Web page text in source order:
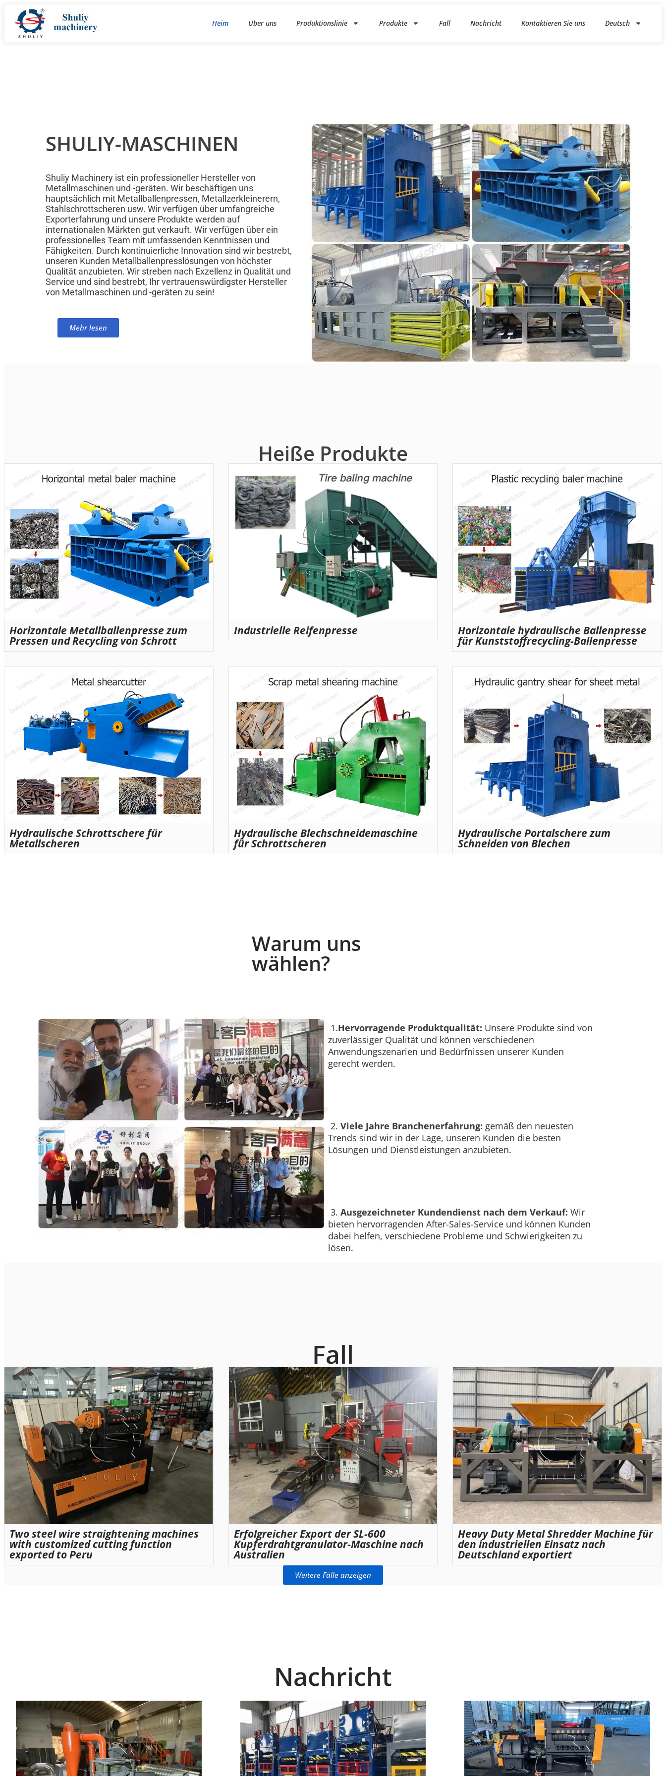
Heim Über uns Produktionslinie Produkte Fall Nachricht Kontaktieren Sie uns Deutsch
Shuliy Machinery ist ein professioneller Hersteller von
Metallmaschinen und -geräten. Wir beschäftigen uns
hauptsächlich mit Metallballenpressen, Metallzerkleinerern,
Stahlschrottscheren usw. Wir verfügen über umfangreiche
Exporterfahrung und unsere Produkte werden auf
internationalen Märkten gut verkauft. Wir verfügen über ein
professionelles Team mit umfassenden Kenntnissen und
Fähigkeiten. Durch kontinuierliche Innovation sind wir bestrebt,
unseren Kunden Metallballenpresslösungen von höchster
Qualität anzubieten. Wir streben nach Exzellenz in Qualität und
Service und sind bestrebt, Ihr vertrauenswürdigster Hersteller
von Metallmaschinen und -geräten zu sein!
Mehr lesen
SHULIY-MASCHINEN
Heiße Produkte
Horizontale Metallballenpresse zum
Pressen und Recycling von Schrott
Industrielle Reifenpresse Horizontale hydraulische Ballenpresse
für Kunststoffrecycling-Ballenpresse
Hydraulische Schrottschere für
Metallscheren
Hydraulische Blechschneidemaschine
für Schrottscheren
Hydraulische Portalschere zum
Schneiden von Blechen
Warum uns
wählen?
1.Hervorragende Produktqualität: Unsere Produkte sind von
zuverlässiger Qualität und können verschiedenen
Anwendungszenarien und Bedürfnissen unserer Kunden
gerecht werden.
2.Viele Jahre Branchenerfahrung: gemäß den neuesten
Trends sind wir in der Lage, unseren Kunden die besten
Lösungen und Dienstleistungen anzubieten.
3.Ausgezeichneter Kundendienst nach dem Verkauf: Wir
bieten hervorragenden After-Sales-Service und können Kunden
dabei helfen, verschiedene Probleme und Schwierigkeiten zu
lösen.
Fall
Two steel wire straightening machines
with customized cutting function
exported to Peru
Erfolgreicher Export der SL-600
Kupferdrahtgranulator-Maschine nach
Australien
Heavy Duty Metal Shredder Machine für
den industriellen Einsatz nach
Deutschland exportiert
Weitere Fälle anzeigen
Nachricht